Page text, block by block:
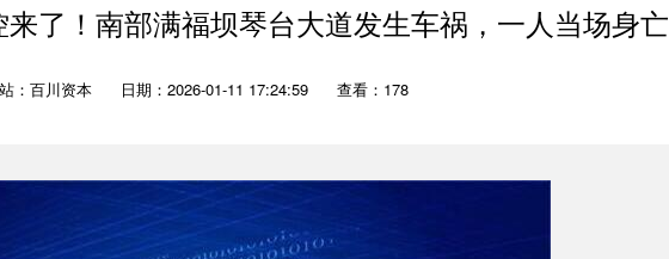
了！南部满福坝琴台大道发生车祸，一人当场身亡
：百川资本 日期：2026-01-11 17:24:59 查看：178